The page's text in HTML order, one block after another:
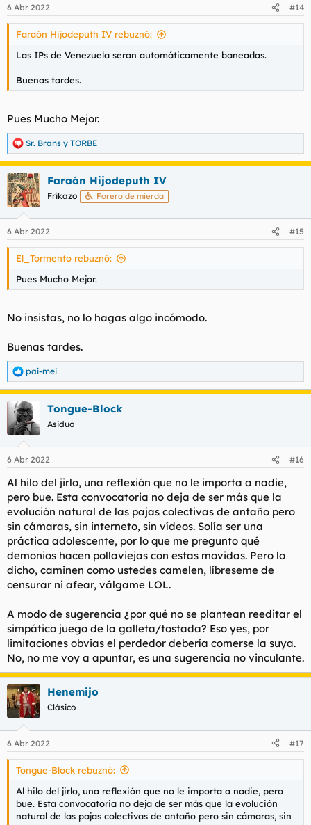
6 Abr 2022 #14
Faraón Hijodeputh IV rebuznó:
Las IPs de Venezuela seran automáticamente baneadas.
Buenas tardes.
Pues Mucho Mejor.
R
e
a
c
c
i
e
s
Sr. Brans y TORBE
Faraón Hijodeputh IV
Frikazo Forero de mierda
6 Abr 2022 #15
El_Tormento rebuznó:
Pues Mucho Mejor.
No insistas, no lo hagas algo incómodo.
Buenas tardes.
R
e
a
c
c
i
e
:
pai-mei
Tongue-Block
Asiduo
6 Abr 2022 #16
Al hilo del jirlo, una reflexión que no le importa a nadie,
pero bue. Esta convocatoria no deja de ser más que la
evolución natural de las pajas colectivas de antaño pero
sin cámaras, sin interneto, sin vídeos. Solía ser una
práctica adolescente, por lo que me pregunto qué
demonios hacen pollaviejas con estas movidas. Pero lo
dicho, caminen como ustedes camelen, líbreseme de
censurar ni afear, válgame LOL.
A modo de sugerencia ¿por qué no se plantean reeditar el
simpático juego de la galleta/tostada? Eso yes, por
limitaciones obvias el perdedor debería comerse la suya.
No, no me voy a apuntar, es una sugerencia no vinculante.
Henemijo
Clásico
6 Abr 2022 #17
Tongue-Block rebuznó:
Al hilo del jirlo, una reflexión que no le importa a nadie, pero
bue. Esta convocatoria no deja de ser más que la evolución
natural de las pajas colectivas de antaño pero sin cámaras, sin